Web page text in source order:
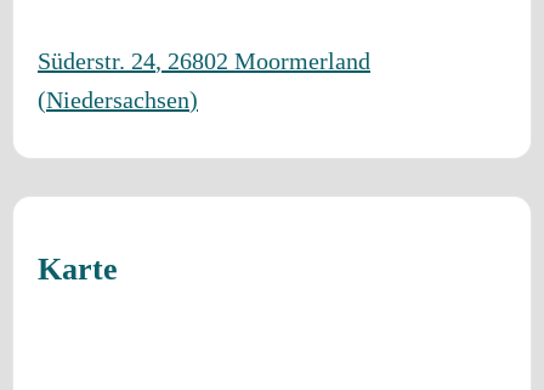
Süderstr. 24, 26802 Moormerland
(Niedersachsen)
Karte